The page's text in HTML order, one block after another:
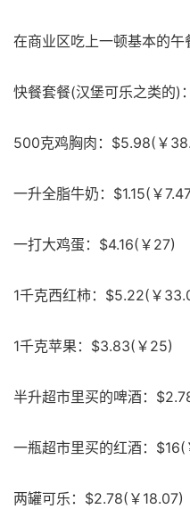
在商业区吃上一顿基本的
快餐套餐(汉堡可乐之类的)
500克鸡胸肉：$5.98(￥
一升全脂牛奶：$1.15(￥
一打大鸡蛋：$4.16(￥27)
1千克西红柿：$5.22(￥
1千克苹果：$3.83(￥25)
半升超市里买的啤酒：
一瓶超市里买的红酒：$16(
两罐可乐：$2.78(￥18.07)